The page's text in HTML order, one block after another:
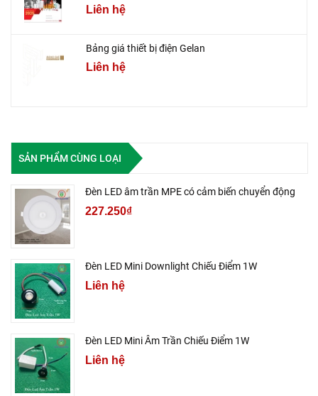
Liên hệ
Bảng giá thiết bị điện Gelan
Liên hệ
SẢN PHẨM CÙNG LOẠI
Đèn LED âm trần MPE có cảm biến chuyển động
227.250₫
Đèn LED Mini Downlight Chiếu Điểm 1W
Liên hệ
Đèn LED Mini Âm Trần Chiếu Điểm 1W
Liên hệ